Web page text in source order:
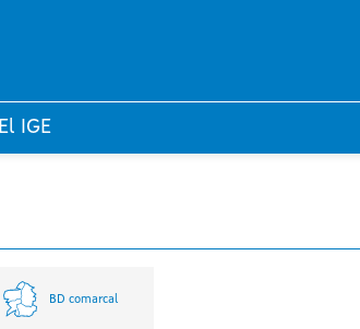
El IGE
BD comarcal